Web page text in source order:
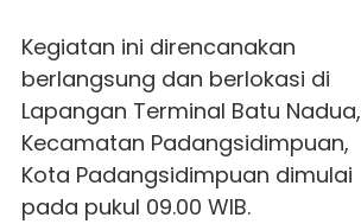
Kegiatan ini direncanakan
berlangsung dan berlokasi di
Lapangan Terminal Batu Nadua,
Kecamatan Padangsidimpuan,
Kota Padangsidimpuan dimulai
pada pukul 09.00 WIB.